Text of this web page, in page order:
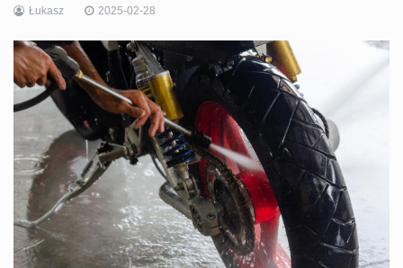
Łukasz 2025-02-28